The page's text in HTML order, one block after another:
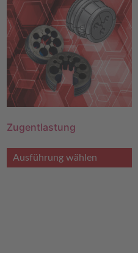
Zugentlastung
Ausführung wählen